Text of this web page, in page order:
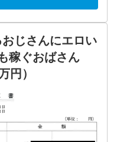
じさんにエロい
稼ぐおばさん
円）